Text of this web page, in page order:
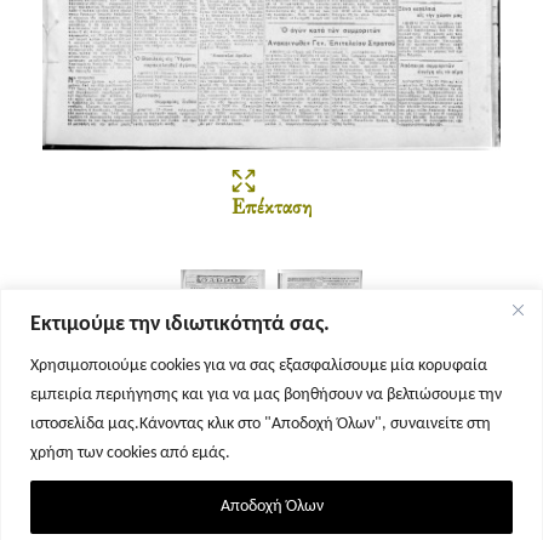
Εκτιμούμε την ιδιωτικότητά σας.
Χρησιμοποιούμε cookies για να σας εξασφαλίσουμε μία κορυφαία
εμπειρία περιήγησης και για να μας βοηθήσουν να βελτιώσουμε την
ιστοσελίδα μας.Κάνοντας κλικ στο "Αποδοχή Όλων", συναινείτε στη
χρήση των cookies από εμάς.
Αποδοχή Όλων
Επέκταση
Σελίδα 1 Σελίδα 2